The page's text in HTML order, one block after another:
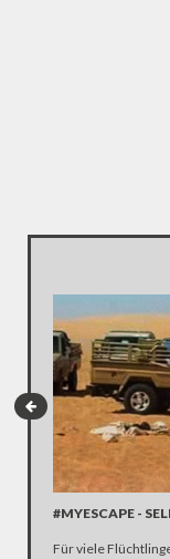
#MYESCAPE -
Für viele